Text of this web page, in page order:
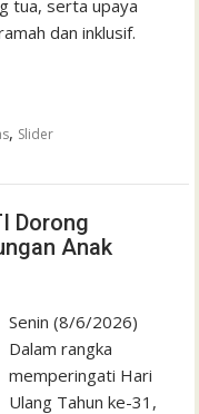
tua, serta upaya
dan inklusif.
, Slider
Dorong
Anak
Senin (8/6/2026)
Dalam rangka
memperingati Hari
Ulang Tahun ke-31,